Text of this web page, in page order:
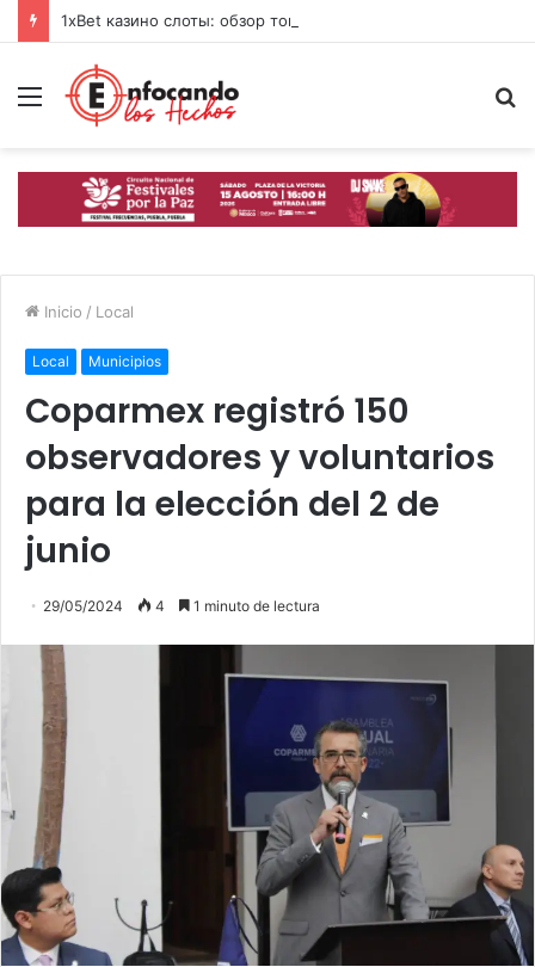
Menú
Inicio / Local
Local Municipios
Coparmex registró 150
observadores y voluntarios
para la elección del 2 de
junio
29/05/2024 4 1 minuto de lectura